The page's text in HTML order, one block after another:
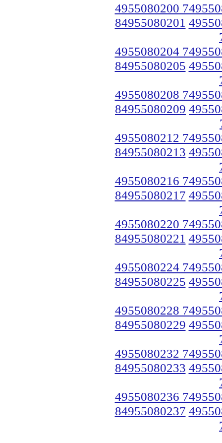
4955080200
84955080201
4955080204
84955080205
4955080208
84955080209
4955080212
84955080213
4955080216
84955080217
4955080220
84955080221
4955080224
84955080225
4955080228
84955080229
4955080232
84955080233
4955080236
84955080237